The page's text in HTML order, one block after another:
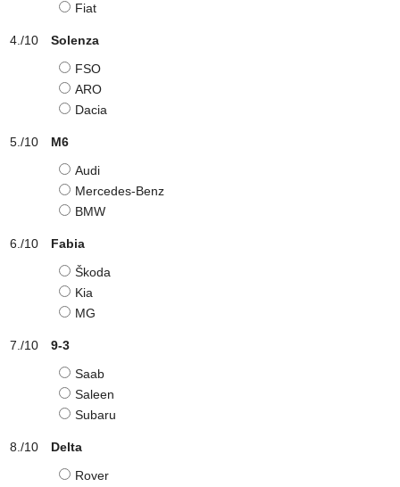
Fiat
Solenza
FSO
ARO
Dacia
M6
Audi
Mercedes-Benz
BMW
Fabia
Škoda
Kia
MG
9-3
Saab
Saleen
Subaru
Delta
Rover